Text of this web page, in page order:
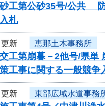
砂工第公砂35号/公共
札
新 恵那土木事務所
交工第崩暮－2他号/県
工事に関する一般競争
新 東部広域水道事務